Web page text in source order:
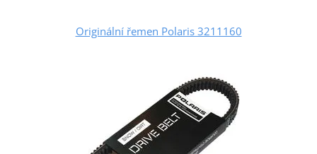
Originální řemen Polaris 3211160